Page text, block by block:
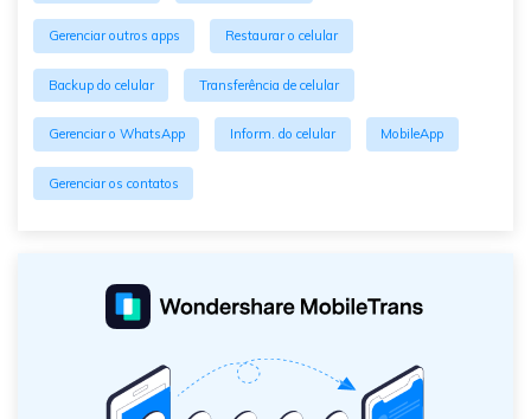
Gerenciar outros apps Restaurar o celular
Backup do celular Transferência de celular
Gerenciar o WhatsApp Inform. do celular MobileApp
Gerenciar os contatos